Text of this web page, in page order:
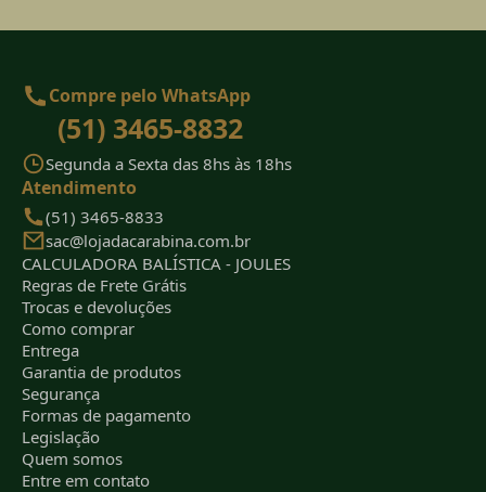
Compre pelo WhatsApp
(51) 3465-8832
Segunda a Sexta das 8hs às 18hs
Atendimento
(51) 3465-8833
sac@lojadacarabina.com.br
CALCULADORA BALÍSTICA - JOULES
Regras de Frete Grátis
Trocas e devoluções
Como comprar
Entrega
Garantia de produtos
Segurança
Formas de pagamento
Legislação
Quem somos
Entre em contato